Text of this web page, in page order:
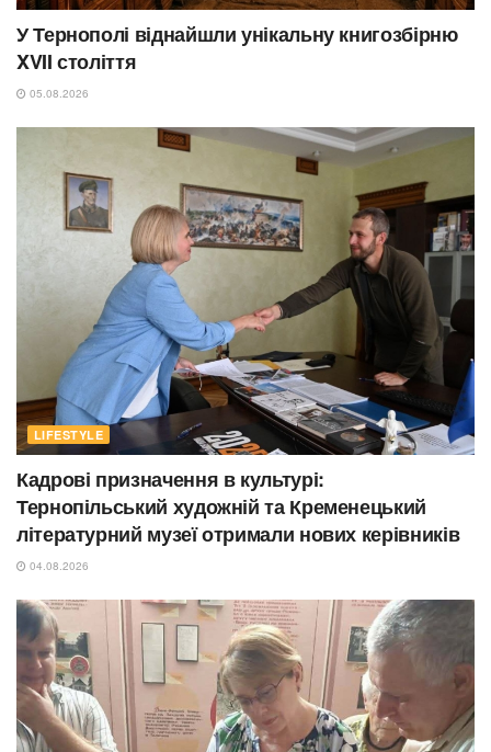
У Тернополі віднайшли унікальну книгозбірню
XVII століття
05.08.2026
LIFESTYLE
Кадрові призначення в культурі:
Тернопільський художній та Кременецький
літературний музеї отримали нових керівників
04.08.2026